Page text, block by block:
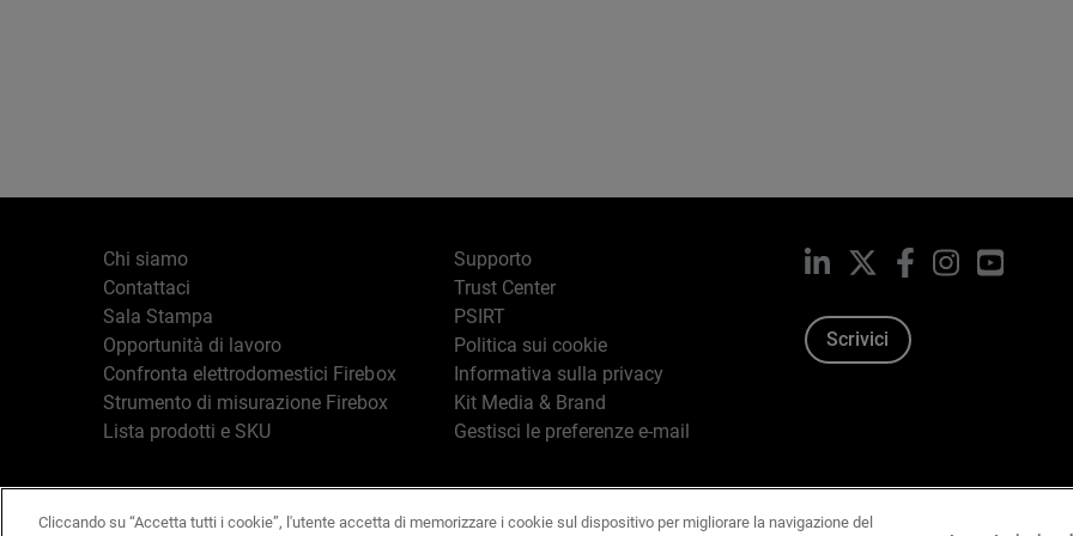
Chi siamo
Contattaci
Sala Stampa
Opportunità di lavoro
Confronta elettrodomestici Firebox
Strumento di misurazione Firebox
Lista prodotti e SKU
Supporto
Trust Center
PSIRT
Politica sui cookie
Informativa sulla privacy
Kit Media & Brand
Gestisci le preferenze e-mail
LinkedIn Facebook
Instagram
Scrivici
Italiano
Cliccando su “Accetta tutti i cookie”, l'utente accetta di memorizzare i cookie sul dispositivo per migliorare la navigazione del